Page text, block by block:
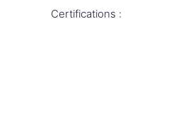
Certifications :